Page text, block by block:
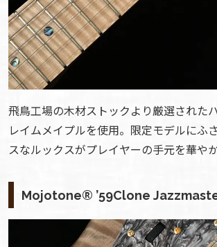
飛鳥工場の木材ストックより厳選された
レイムメイプルを使用。限定モデルにふ
スなルックスがプレイヤーの手元を華や
Mojotone® ’59Clone